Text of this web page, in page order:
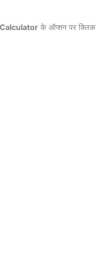
के ऑप्शन पर क्लिक